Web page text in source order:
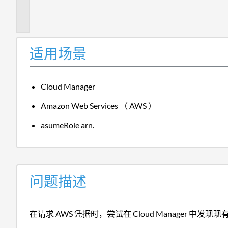
适用场景
Cloud Manager
Amazon Web Services （ AWS ）
asumeRole arn.
问题描述
在请求 AWS 凭据时，尝试在 Cloud Manager 中发现现